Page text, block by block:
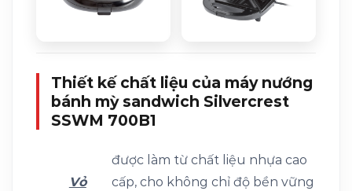
Thiết kế chất liệu của máy nướng
bánh mỳ sandwich Silvercrest
SSWM 700B1
Vỏ
được làm từ chất liệu nhựa cao
cấp, cho không chỉ độ bền vững